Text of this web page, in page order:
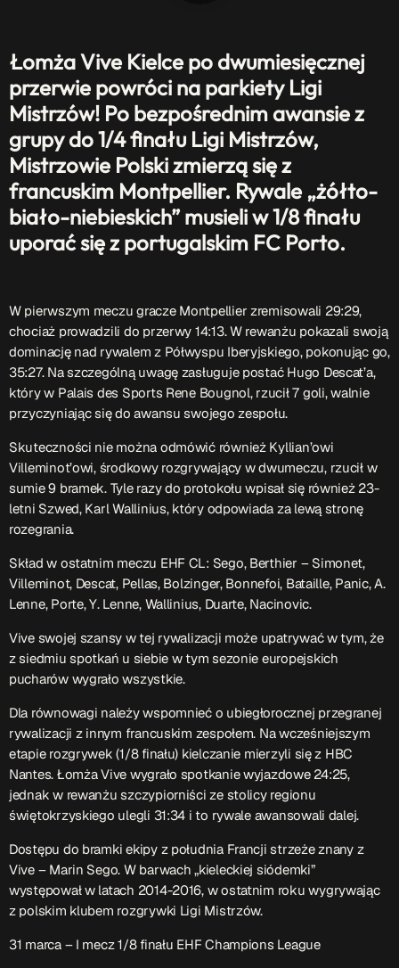
O nas keyboard_arrow_down
EKIPA
Rekrutacja Fraszka
Podcasty
Przydatne linki
Wirtualna Uczelnia
Biuro Karier
Punkt Interwencji Kryzysowej
O nas – jedyna w Kielcach studencka stacja radiowa.
Projekt ruszył w październiku 2015 roku z inicjatywy
kieleckich studentów
Czytaj.wiecej…
Patronat medialny Radia Fraszka– regulamin, logotypy,
itp.Czytaj więcej…
Wyszukaj
search
ON AIR
Łomża Vive Kielce po dwumiesięcznej
przerwie powróci na parkiety Ligi
Mistrzów! Po bezpośrednim awansie z
grupy do 1/4 finału Ligi Mistrzów,
Mistrzowie Polski zmierzą się z
francuskim Montpellier. Rywale „żółto-
biało-niebieskich” musieli w 1/8 finału
uporać się z portugalskim FC Porto.
W pierwszym meczu gracze Montpellier zremisowali 29:29,
chociaż prowadzili do przerwy 14:13. W rewanżu pokazali swoją
dominację nad rywalem z Półwyspu Iberyjskiego, pokonując go,
35:27. Na szczególną uwagę zasługuje postać Hugo Descat’a,
który w Palais des Sports Rene Bougnol, rzucił 7 goli, walnie
przyczyniając się do awansu swojego zespołu.
Skuteczności nie można odmówić również Kyllian’owi
Villeminot’owi, środkowy rozgrywający w dwumeczu, rzucił w
sumie 9 bramek. Tyle razy do protokołu wpisał się również 23-
letni Szwed, Karl Wallinius, który odpowiada za lewą stronę
rozegrania.
Skład w ostatnim meczu EHF CL: Sego, Berthier – Simonet,
Villeminot, Descat, Pellas, Bolzinger, Bonnefoi, Bataille, Panic, A.
Lenne, Porte, Y. Lenne, Wallinius, Duarte, Nacinovic.
Vive swojej szansy w tej rywalizacji może upatrywać w tym, że
z siedmiu spotkań u siebie w tym sezonie europejskich
pucharów wygrało wszystkie.
Dla równowagi należy wspomnieć o ubiegłorocznej przegranej
rywalizacji z innym francuskim zespołem. Na wcześniejszym
etapie rozgrywek (1/8 finału) kielczanie mierzyli się z HBC
Nantes. Łomża Vive wygrało spotkanie wyjazdowe 24:25,
jednak w rewanżu szczypiorniści ze stolicy regionu
świętokrzyskiego ulegli 31:34 i to rywale awansowali dalej.
Dostępu do bramki ekipy z południa Francji strzeże znany z
Vive – Marin Sego. W barwach „kieleckiej siódemki”
występował w latach 2014-2016, w ostatnim roku wygrywając
z polskim klubem rozgrywki Ligi Mistrzów.
31 marca – I mecz 1/8 finału EHF Champions League